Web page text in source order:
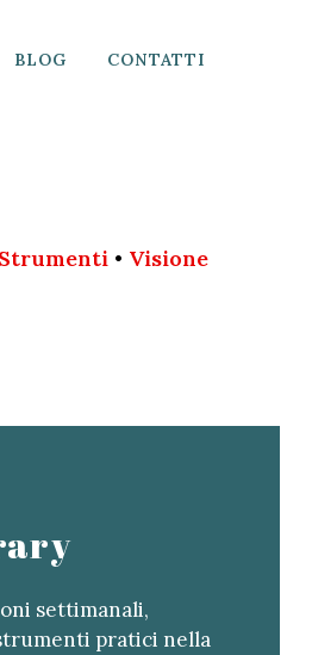
BLOG CONTATTI
Strumenti• Visione
settimanali,
pratici nella